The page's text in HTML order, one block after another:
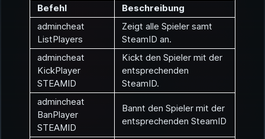
Befehl
Beschreibung
admincheat
ListPlayers
Zeigt alle Spieler samt
SteamID an.
admincheat
KickPlayer
STEAMID
Kickt den Spieler mit der
entsprechenden
SteamID.
admincheat
BanPlayer
STEAMID
Bannt den Spieler mit der
entsprechenden SteamID